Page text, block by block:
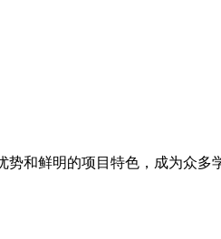
和鲜明的项目特色，成为众